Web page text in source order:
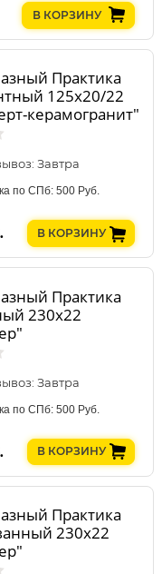
В КОРЗИНУ
Практика
125х20/22
керамогранит"
Завтра
по СПб: 500 Руб.
В КОРЗИНУ
Практика
230х22
Завтра
по СПб: 500 Руб.
В КОРЗИНУ
Практика
230х22